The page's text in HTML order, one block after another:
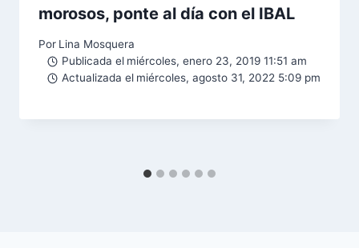
morosos, ponte al día con el IBAL
Por Lina Mosquera
Publicada el miércoles, enero 23, 2019 11:51 am
Actualizada el miércoles, agosto 31, 2022 5:09 pm